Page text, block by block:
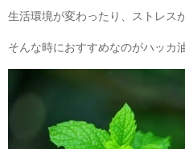
生活環境が変わったり、ストレス
そんな時におすすめなのがハッカ